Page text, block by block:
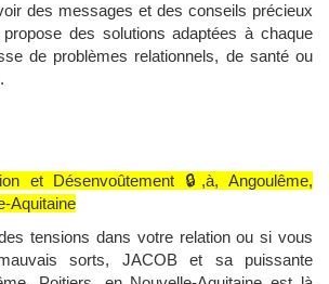
des messages et des conseils précieux
des solutions adaptées à chaque
de problèmes relationnels, de santé ou
et Désenvoûtement 🔒,à, Angoulême,
Aquitaine
tensions dans votre relation ou si vous
sorts, JACOB et sa puissante